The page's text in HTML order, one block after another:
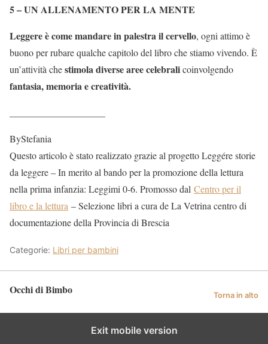
5 – UN ALLENAMENTO PER LA MENTE
Leggere è come mandare in palestra il cervello, ogni attimo è
buono per rubare qualche capitolo del libro che stiamo vivendo. È
un’attività chestimola diverse aree celebralicoinvolgendo
fantasia, memoria e creatività.
ByStefania
Questo articolo è stato realizzato grazie al progetto Leggére storie
da leggere – In merito al bando per la promozione della lettura
nella prima infanzia: Leggimi 0-6. Promosso dal Centro per il
libro e la lettura – Selezione libri a cura de La Vetrina centro di
documentazione della Provincia di Brescia
Categorie: Libri per bambini
Occhi di Bimbo Torna in alto
Exit mobile version